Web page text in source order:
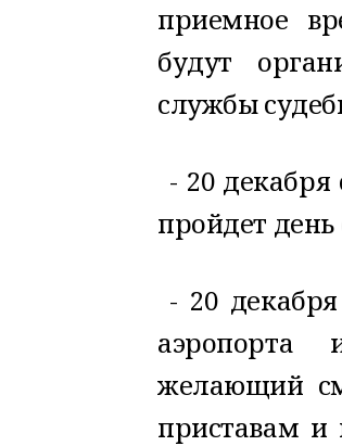
приемное
будут
службы
- 20
пройдет
- 20
аэропорта
желающий
приставам и